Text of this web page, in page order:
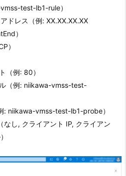
test-lb1-rule）
ドレス（例: XX.XX.XX.XX
）
）
（例: 80）
（例: niikawa-vmss-test-
: niikawa-vmss-test-lb1-probe）
なし, クライアント IP, クライアン